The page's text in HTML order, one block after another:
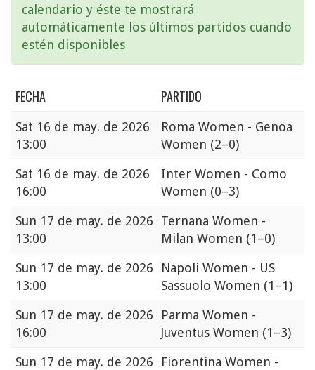
calendario y éste te mostrará
automáticamente los últimos partidos cuando
estén disponibles
FECHA PARTIDO
Sat 16 de may. de 2026
13:00
Roma Women - Genoa
Women (2–0)
Sat 16 de may. de 2026
16:00
Inter Women - Como
Women (0–3)
Sun 17 de may. de 2026
13:00
Ternana Women -
Milan Women (1–0)
Sun 17 de may. de 2026
13:00
Napoli Women - US
Sassuolo Women (1–1)
Sun 17 de may. de 2026
16:00
Parma Women -
Juventus Women (1–3)
Sun 17 de may. de 2026
Fiorentina Women -